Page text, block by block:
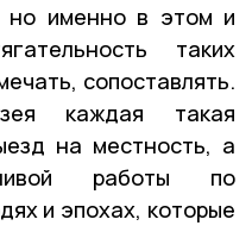
но именно в этом и
таких
сопоставлять.
каждая такая
на местность, а
работы по
и эпохах, которые